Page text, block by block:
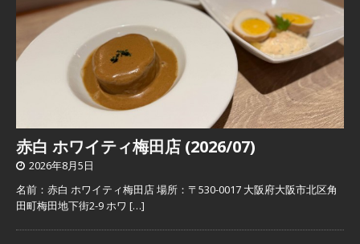
赤白 ホワイティ梅田店 (2026/07)
2026年8月5日
名前：赤白 ホワイティ梅田店 場所：〒530-0017 大阪府大阪市北区角
田町梅田地下街2-9 ホワ […]